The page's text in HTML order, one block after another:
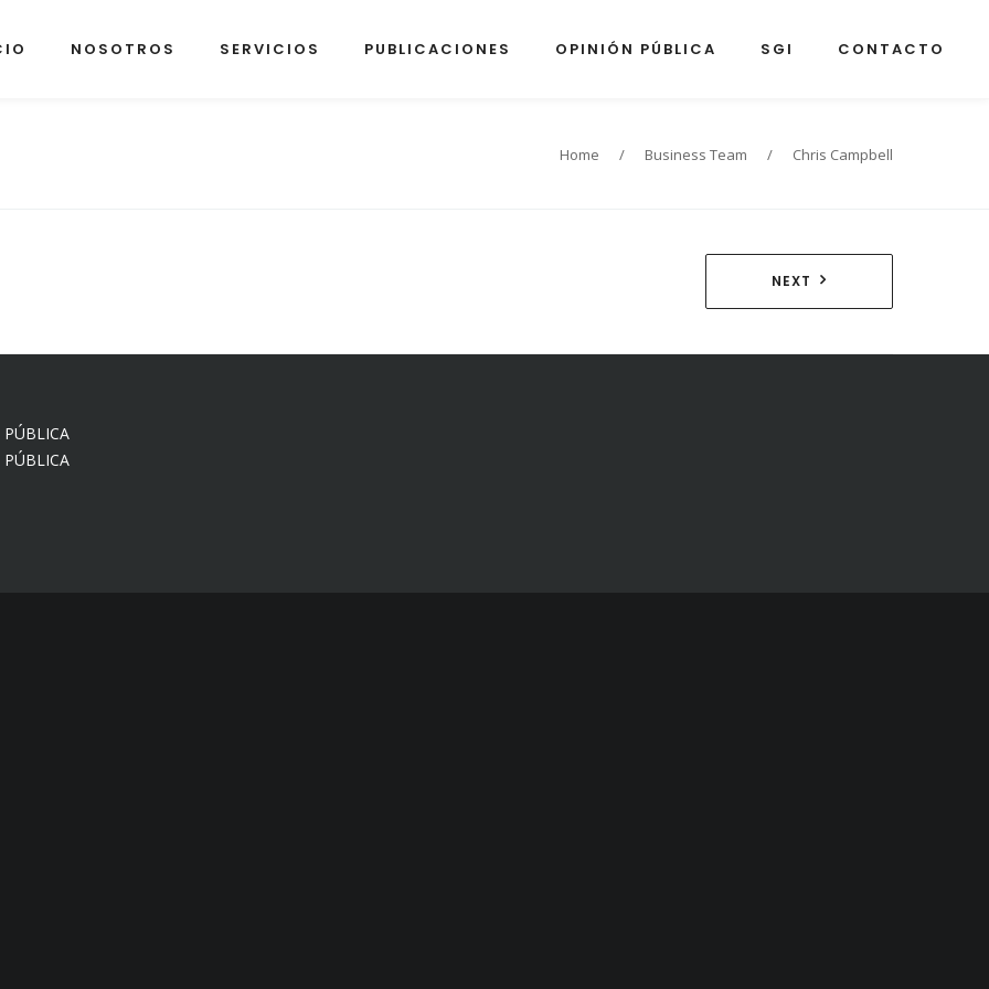
NOSOTROS SERVICIOS PUBLICACIONES OPINIÓN PÚBLICA SGI CONTACTO
Home / Business Team / Chris Campbell
NEXT